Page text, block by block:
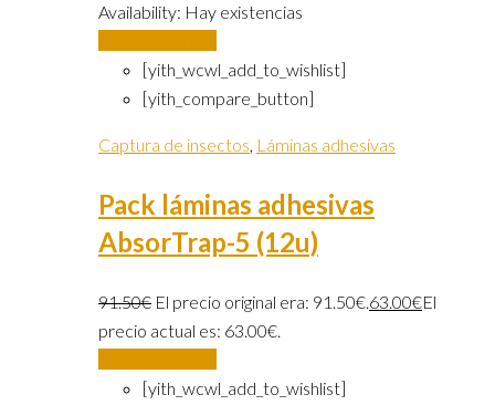
Availability: Hay existencias
[yith_wcwl_add_to_wishlist]
[yith_compare_button]
Captura de insectos, Láminas adhesivas
Pack láminas adhesivas
AbsorTrap-5 (12u)
91.50€ El precio original era: 91.50€.63.00€El
precio actual es: 63.00€.
[yith_wcwl_add_to_wishlist]